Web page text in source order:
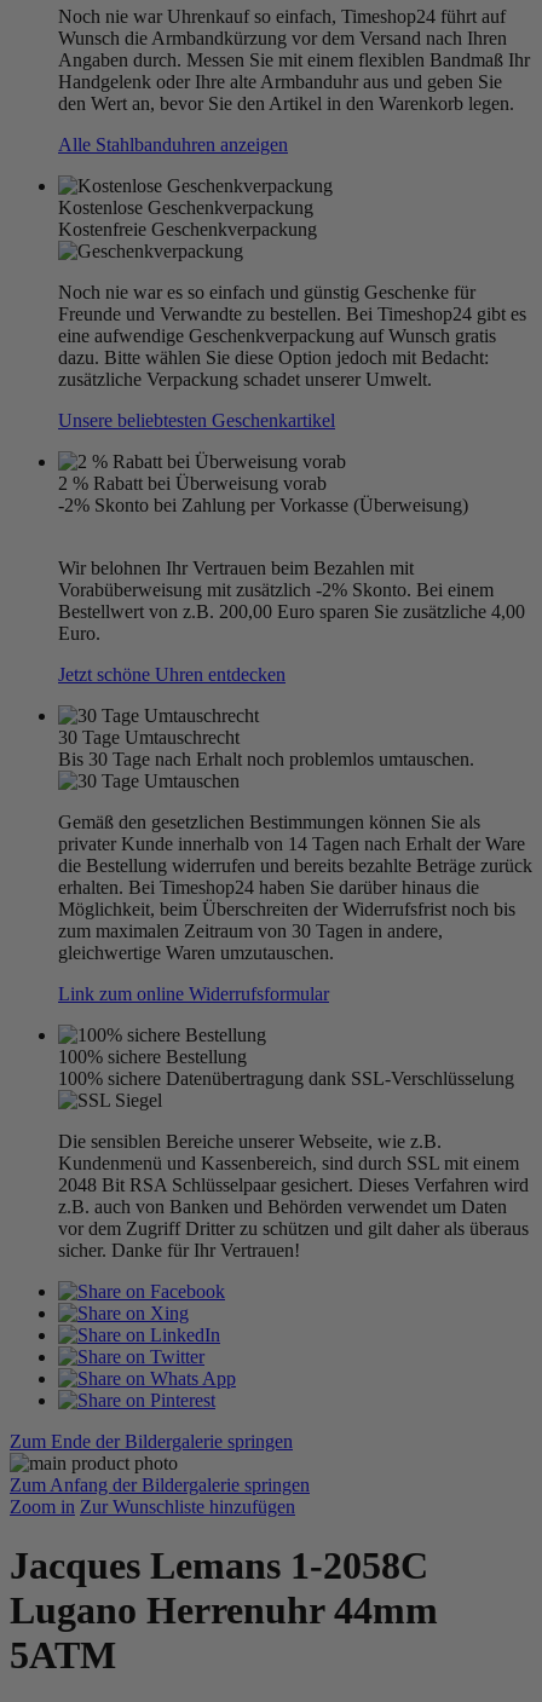
Noch nie war Uhrenkauf so einfach, Timeshop24 führt auf
Wunsch die Armbandkürzung vor dem Versand nach Ihren
Angaben durch. Messen Sie mit einem flexiblen Bandmaß Ihr
Handgelenk oder Ihre alte Armbanduhr aus und geben Sie
den Wert an, bevor Sie den Artikel in den Warenkorb legen.
Alle Stahlbanduhren anzeigen
Kostenlose Geschenkverpackung
Kostenfreie Geschenkverpackung
Noch nie war es so einfach und günstig Geschenke für
Freunde und Verwandte zu bestellen. Bei Timeshop24 gibt es
eine aufwendige Geschenkverpackung auf Wunsch gratis
dazu. Bitte wählen Sie diese Option jedoch mit Bedacht:
zusätzliche Verpackung schadet unserer Umwelt.
Unsere beliebtesten Geschenkartikel
2 % Rabatt bei Überweisung vorab
-2% Skonto bei Zahlung per Vorkasse (Überweisung)
Wir belohnen Ihr Vertrauen beim Bezahlen mit
Vorabüberweisung mit zusätzlich -2% Skonto. Bei einem
Bestellwert von z.B. 200,00 Euro sparen Sie zusätzliche 4,00
Euro.
Jetzt schöne Uhren entdecken
30 Tage Umtauschrecht
Bis 30 Tage nach Erhalt noch problemlos umtauschen.
Gemäß den gesetzlichen Bestimmungen können Sie als
privater Kunde innerhalb von 14 Tagen nach Erhalt der Ware
die Bestellung widerrufen und bereits bezahlte Beträge zurück
erhalten. Bei Timeshop24 haben Sie darüber hinaus die
Möglichkeit, beim Überschreiten der Widerrufsfrist noch bis
zum maximalen Zeitraum von 30 Tagen in andere,
gleichwertige Waren umzutauschen.
Link zum online Widerrufsformular
100% sichere Bestellung
100% sichere Datenübertragung dank SSL-Verschlüsselung
Die sensiblen Bereiche unserer Webseite, wie z.B.
Kundenmenü und Kassenbereich, sind durch SSL mit einem
2048 Bit RSA Schlüsselpaar gesichert. Dieses Verfahren wird
z.B. auch von Banken und Behörden verwendet um Daten
vor dem Zugriff Dritter zu schützen und gilt daher als überaus
sicher. Danke für Ihr Vertrauen!
Zum Ende der Bildergalerie springen
Zum Anfang der Bildergalerie springen
Zoom in Zur Wunschliste hinzufügen
Jacques Lemans 1-2058C
Lugano Herrenuhr 44mm
5ATM